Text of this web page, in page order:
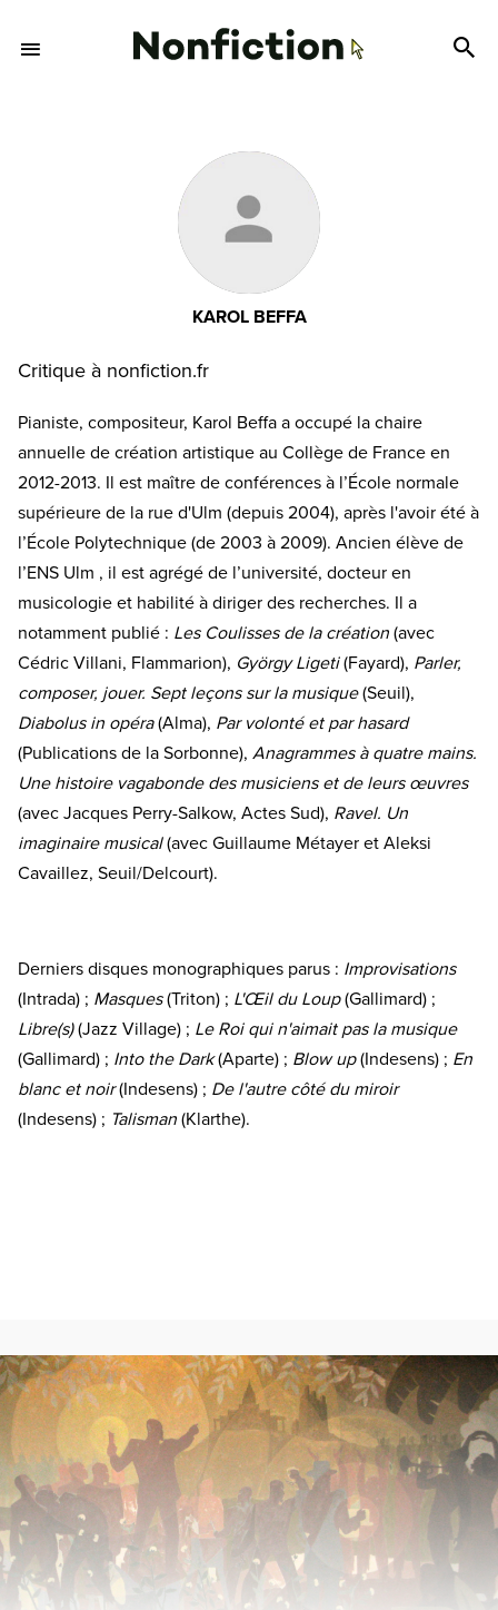
KAROL BEFFA
Critique à nonfiction.fr
Pianiste, compositeur, Karol Beffa a occupé la chaire
annuelle de création artistique au Collège de France en
2012-2013. Il est maître de conférences à l’École normale
supérieure de la rue d'Ulm (depuis 2004), après l'avoir été à
l’École Polytechnique (de 2003 à 2009). Ancien élève de
l’ENS Ulm , il est agrégé de l’université, docteur en
musicologie et habilité à diriger des recherches. Il a
notamment publié : Les Coulisses de la création (avec
Cédric Villani, Flammarion), György Ligeti(Fayard), Parler,
composer, jouer. Sept leçons sur la musique(Seuil),
Diabolus in opéra(Alma), Par volonté et par hasard
(Publications de la Sorbonne), Anagrammes à quatre mains.
Une histoire vagabonde des musiciens et de leurs œuvres
(avec Jacques Perry-Salkow, Actes Sud), Ravel. Un
imaginaire musical(avec Guillaume Métayer et Aleksi
Cavaillez, Seuil/Delcourt).
Derniers disques monographiques parus : Improvisations
(Intrada) ; Masques(Triton) ; L'Œil du Loup(Gallimard) ;
Libre(s)(Jazz Village) ; Le Roi qui n'aimait pas la musique
(Gallimard) ; Into the Dark(Aparte) ; Blow up(Indesens) ; En
blanc et noir(Indesens) ; De l'autre côté du miroir
(Indesens) ; Talisman (Klarthe).